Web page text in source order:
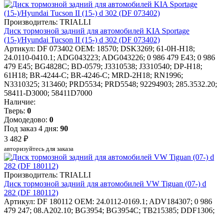
Производитель: TRIALLI
Диск тормозной задний для автомобилей KIA Sportage
(15-)/Hyundai Tucson II (15-) d 302 (DF 073402)
Артикул: DF 073402 OEM: 18570; DSK3269; 61-0H-H18;
24.0110-0410.1; ADG043223; ADG043226; 0 986 479 E43; 0 986
479 E45; BG4828C; BD-0579; J3310538; J3310540; DP-H18;
61H18; BR-4244-C; BR-4246-C; MRD-2H18; RN1996;
N3310325; 313460; PRD5534; PRD5548; 92294903; 285.3532.20;
58411-D3000; 58411D7000
Наличие:
Тверь: 0
Домодедово: 0
Под заказ 4 дня: 90
3 482 ₽
авторизуйтесь для заказа
Производитель: TRIALLI
Диск тормозной задний для автомобилей VW Tiguan (07-) d
282 (DF 180112)
Артикул: DF 180112 OEM: 24.0112-0169.1; ADV184307; 0 986
479 247; 08.A202.10; BG3954; BG3954C; TB215385; DDF1306;